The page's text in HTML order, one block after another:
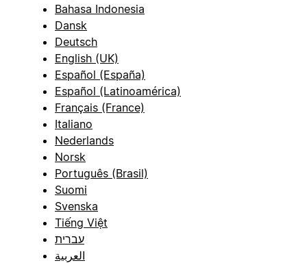
Bahasa Indonesia
Dansk
Deutsch
English (UK)
Español (España)
Español (Latinoamérica)
Français (France)
Italiano
Nederlands
Norsk
Português (Brasil)
Suomi
Svenska
Tiếng Việt
עברית
العربية